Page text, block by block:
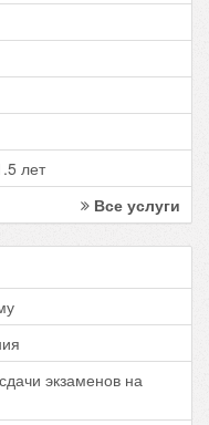
лет
Все услуги
экзаменов на